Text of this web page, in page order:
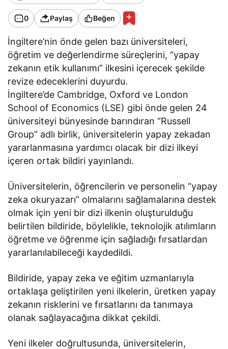
0 Paylaş Beğen
İngiltere’nin önde gelen bazı üniversiteleri,
öğretim ve değerlendirme süreçlerini, “yapay
zekanın etik kullanımı” ilkesini içerecek şekilde
revize edeceklerini duyurdu.
İngiltere’de Cambridge, Oxford ve London
School of Economics (LSE) gibi önde gelen 24
üniversiteyi bünyesinde barındıran “Russell
Group” adlı birlik, üniversitelerin yapay zekadan
yararlanmasına yardımcı olacak bir dizi ilkeyi
içeren ortak bildiri yayınlandı.
Üniversitelerin, öğrencilerin ve personelin “yapay
zeka okuryazarı” olmalarını sağlamalarına destek
olmak için yeni bir dizi ilkenin oluşturulduğu
belirtilen bildiride, böylelikle, teknolojik atılımların
öğretme ve öğrenme için sağladığı fırsatlardan
yararlanılabileceği kaydedildi.
Bildiride, yapay zeka ve eğitim uzmanlarıyla
ortaklaşa geliştirilen yeni ilkelerin, üretken yapay
zekanın risklerini ve fırsatlarını da tanımaya
olanak sağlayacağına dikkat çekildi.
Yeni ilkeler doğrultusunda, üniversitelerin,